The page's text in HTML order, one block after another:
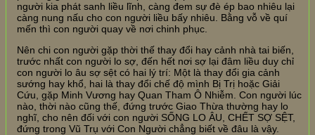
người kia phát sanh liều lĩnh, càng đem sự đè ép bao nhiêu lại
càng nung nấu cho con người liều bấy nhiêu. Bằng vỗ về quí
mến thì con người quay về nơi chinh phục.
Nên chi con người gặp thời thế thay đổi hay cảnh nhà tai biến,
trước nhất con người lo sợ, đến hết nơi sợ lại đâm liều duy chỉ
con người lo âu sợ sệt có hai lý trí: Một là thay đổi gia cảnh
sướng hay khổ, hai là thay đổi chế độ mình Bị Trị hoặc Giải
Cứu, gặp Minh Vương hay Quan Tham Ô Nhiễm. Con người lúc
nào, thời nào cũng thế, đứng trước Giao Thừa thường hay lo
nghĩ, cho nên đối với con người SỐNG LO ÂU, CHẾT SỢ SỆT,
đứng trong Vũ Trụ với Con Người chẳng biết về đâu là vậy.